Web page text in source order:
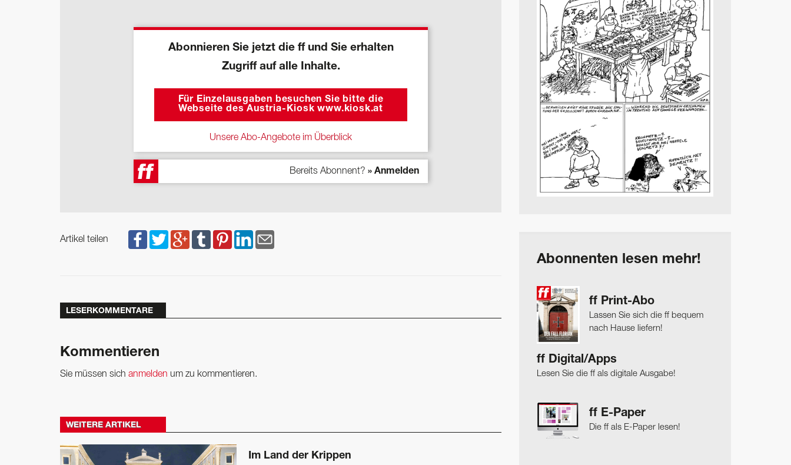
Abonnieren Sie jetzt die ff und Sie erhalten
Zugriff auf alle Inhalte.
Für Einzelausgaben besuchen Sie bitte die
Webseite des Austria-Kiosk www.kiosk.at
Unsere Abo-Angebote im Überblick
Bereits Abonnent? » Anmelden
Artikel teilen
LESERKOMMENTARE
Kommentieren
Sie müssen sich anmelden um zu kommentieren.
WEITERE ARTIKEL
Im Land der Krippen
Abonnenten lesen mehr!
ff Print-Abo
Lassen Sie sich die ff bequem
nach Hause liefern!
ff Digital/Apps
Lesen Sie die ff als digitale Ausgabe!
ff E-Paper
Die ff als E-Paper lesen!